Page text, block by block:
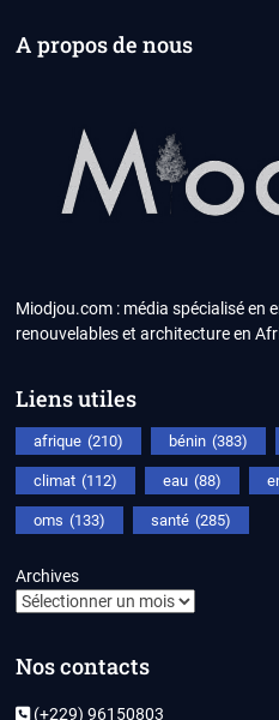
A propos de nous
Miodjou.com : média spécialisé en
renouvelables et architecture en
Liens utiles
afrique (210) bénin (383)
climat (112) eau (88)
oms (133) santé (285)
Archives
Nos contacts
(+229) 96150803